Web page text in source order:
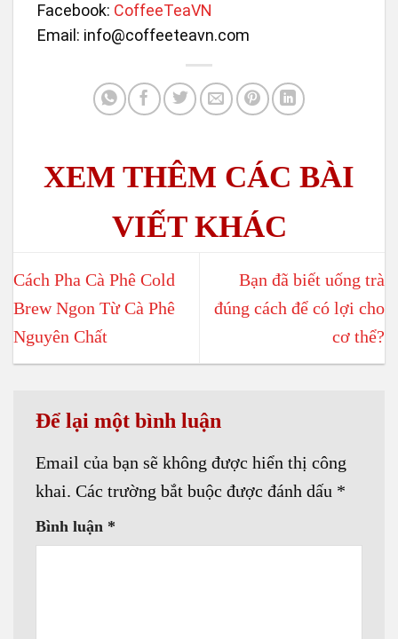
Facebook: CoffeeTeaVN
Email: info@coffeeteavn.com
Cách Pha Cà Phê Cold
Brew Ngon Từ Cà Phê
Nguyên Chất
Bạn đã biết uống trà
đúng cách để có lợi cho
cơ thể?
Để lại một bình luận
Email của bạn sẽ không được hiển thị công
khai. Các trường bắt buộc được đánh dấu *
Bình luận *